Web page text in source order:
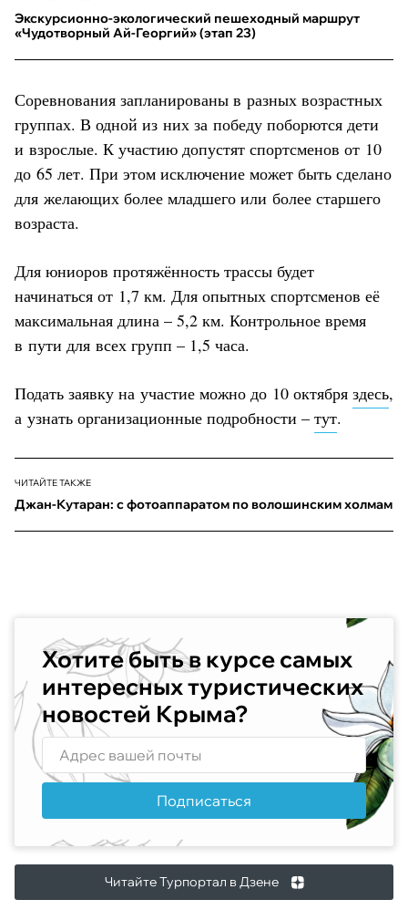
Экскурсионно-экологический пешеходный маршрут
«Чудотворный Ай-Георгий» (этап 23)
Соревнования запланированы в разных возрастных
группах. В одной из них за победу поборются дети
и взрослые. К участию допустят спортсменов от 10
до 65 лет. При этом исключение может быть сделано
для желающих более младшего или более старшего
возраста.
Для юниоров протяжённость трассы будет
начинаться от 1,7 км. Для опытных спортсменов её
максимальная длина – 5,2 км. Контрольное время
в пути для всех групп – 1,5 часа.
Подать заявку на участие можно до 10 октября здесь,
а узнать организационные подробности – тут.
ЧИТАЙТЕ ТАКЖЕ
Джан-Кутаран: с фотоаппаратом по волошинским холмам
Хотите быть в курсе самых
интересных туристических
новостей Крыма?
Подписаться
Читайте Турпортал в Дзене